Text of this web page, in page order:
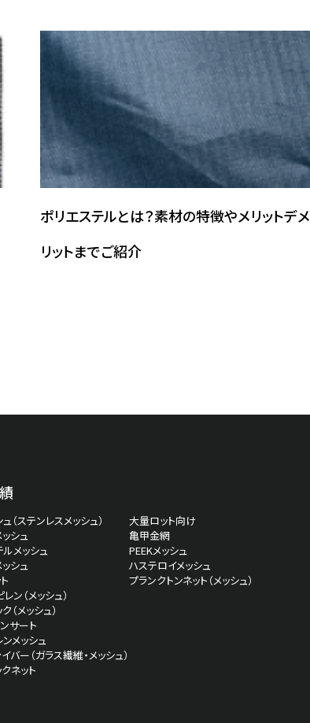
ポリエステルとは？素材の特徴やメリットデメ
リットまでご紹介
（ステンレスメッシュ）
シュ
メッシュ
シュ
ン（メッシュ）
（メッシュ）
サート
メッシュ
バー（ガラス繊維・メッシュ）
ネット
大量ロット向け
亀甲金網
PEEKメッシュ
ハステロイメッシュ
プランクトンネット（メッシュ）